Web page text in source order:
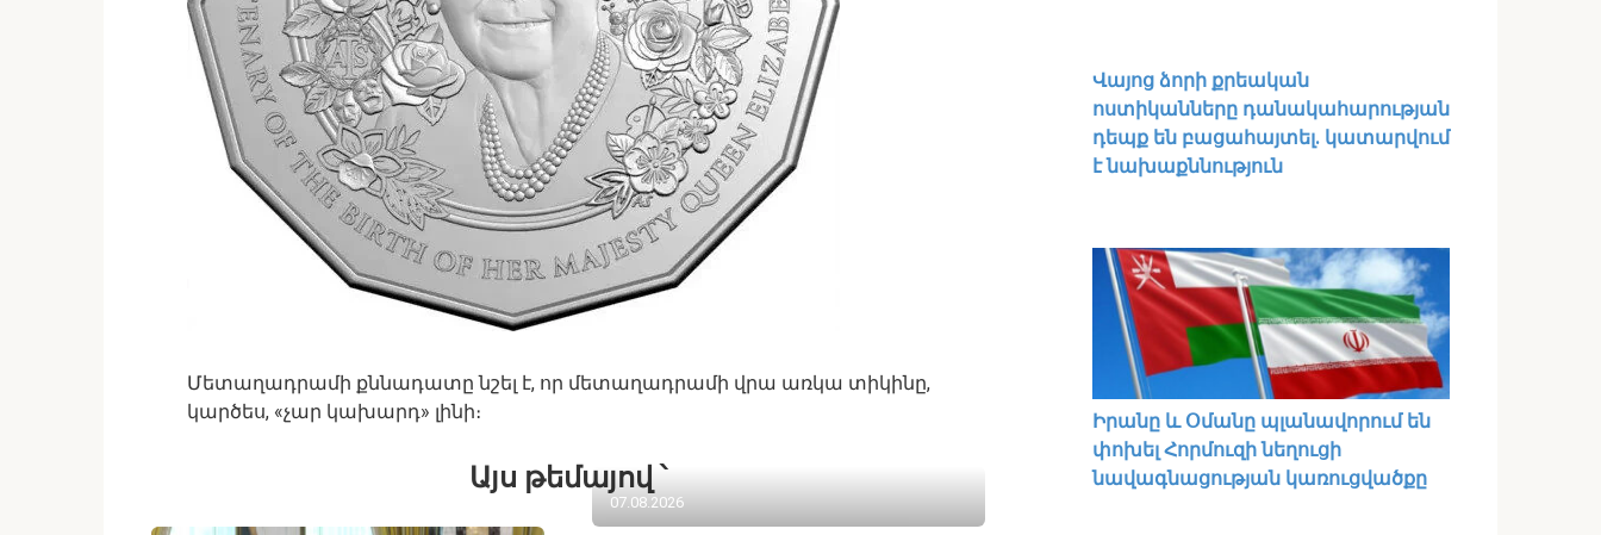
Մետաղադրամի քննադատը նշել է, որ մետաղադրամի վրա առկա տիկինը,
կարծես, «չար կախարդ» լինի։
Այս թեմայով ՝
07.08.2026
Վայոց ձորի քրեական
ոստիկանները դանակահարության
դեպք են բացահայտել․ կատարվում
է նախաքննություն
Իրանը և Օմանը պլանավորում են
փոխել Հորմուզի նեղուցի
նավագնացության կառուցվածքը